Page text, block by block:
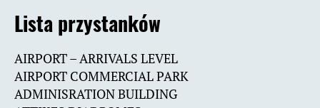
Lista przystanków
AIRPORT – ARRIVALS LEVEL
AIRPORT COMMERCIAL PARK
ADMINISRATION BUILDING